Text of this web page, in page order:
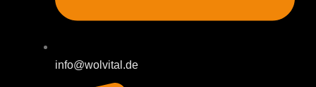
info@wolvital.de